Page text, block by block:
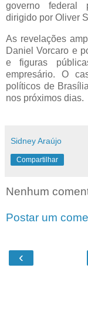
governo federal
dirigido por Oliver
As revelações
Daniel Vorcaro e
e figuras
empresário. O
políticos de
nos próximos dias.
Sidney Araújo
Compartilhar
Nenhum
Postar um
‹